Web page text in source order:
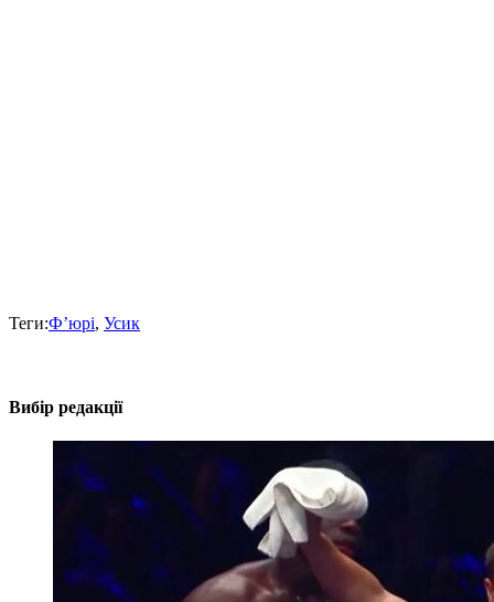
Теги:Ф’юрі, Усик
Вибір редакції